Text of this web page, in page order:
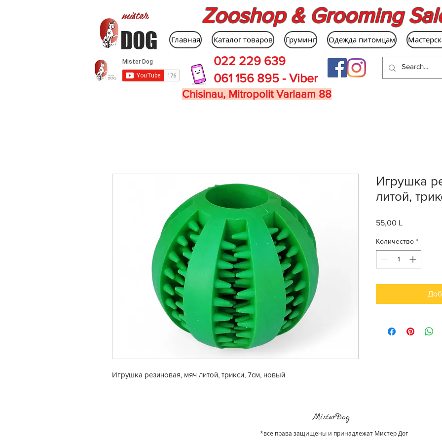
mister
DOG
Zooshop & Grooming
Главная Каталог товаров Груминг Одежда питомцам
022 229 639
061 156 895 - Viber
Chisinau, Mitropolit Varlaam 88
Игрушка резиновая, мяч литой, трикси, 7см, новый
Игрушка
литой,
55,00 LЦена
Количество *
MisterDog
*все права защищены и принадлежат Мистер Дог